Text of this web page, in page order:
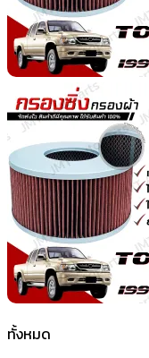
ทั้งหมด